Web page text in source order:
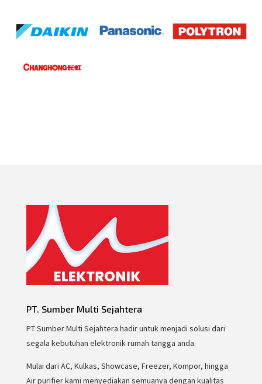
PT. Sumber Multi Sejahtera
PT Sumber Multi Sejahtera hadir untuk menjadi solusi dari
segala kebutuhan elektronik rumah tangga anda.
Mulai dari AC, Kulkas, Showcase, Freezer, Kompor, hingga
Air purifier kami menyediakan semuanya dengan kualitas